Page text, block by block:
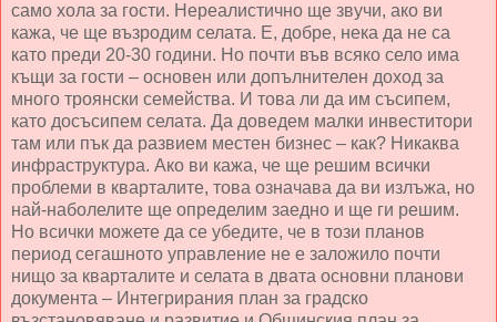
само хола за гости. Нереалистично ще звучи, ако ви
кажа, че ще възродим селата. Е, добре, нека да не са
като преди 20-30 години. Но почти във всяко село има
къщи за гости – основен или допълнителен доход за
много троянски семейства. И това ли да им съсипем,
като досъсипем селата. Да доведем малки инвеститори
там или пък да развием местен бизнес – как? Никаква
инфраструктура. Ако ви кажа, че ще решим всички
проблеми в кварталите, това означава да ви излъжа, но
най-наболелите ще определим заедно и ще ги решим.
Но всички можете да се убедите, че в този планов
период сегашното управление не е заложило почти
нищо за кварталите и селата в двата основни планови
документа – Интегрирания план за градско